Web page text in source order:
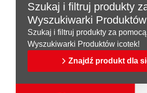
Szukaj i filtruj produkty
Wyszukiwarki
Szukaj i filtruj produkty za pomocą
Wyszukiwarki Produktów icotek!
Znajdź produkt dla